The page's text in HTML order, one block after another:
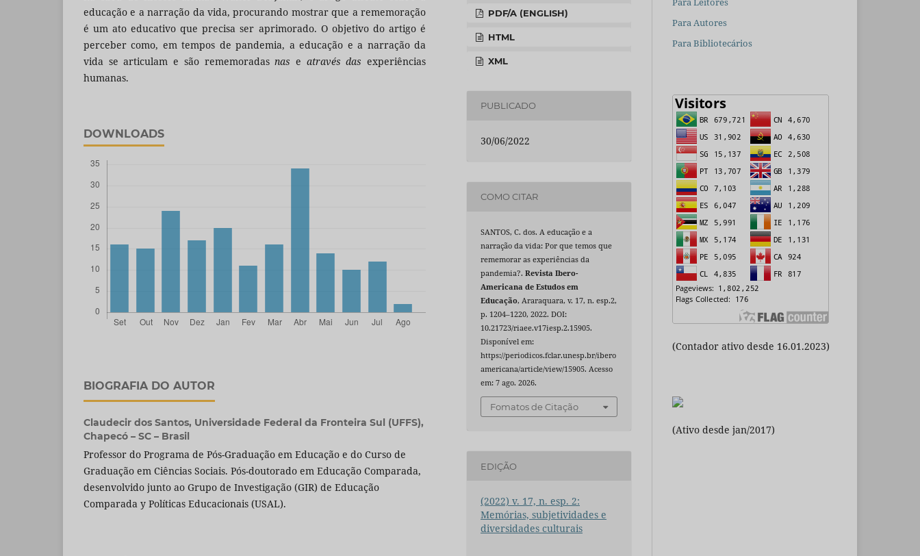
educação e a narração da vida, procurando mostrar que a rememoração
é um ato educativo que precisa ser aprimorado. O objetivo do artigo é
perceber como, em tempos de pandemia, a educação e a narração da
vida se articulam e são rememoradasnas e através das experiências
humanas.
DOWNLOADS
BIOGRAFIA DO AUTOR
Claudecir dos Santos, Universidade Federal da Fronteira Sul (UFFS),
Chapecó – SC – Brasil
Professor do Programa de Pós-Graduação em Educação e do Curso de
Graduação em Ciências Sociais. Pós-doutorado em Educação Comparada,
desenvolvido junto ao Grupo de Investigação (GIR) de Educação
Comparada y Políticas Educacionais (USAL).
PDF/A (ENGLISH)
HTML
XML
PUBLICADO
30/06/2022
COMO CITAR
SANTOS, C. dos. A educação e a
narração da vida: Por que temos que
rememorar as experiências da
pandemia?.Revista Ibero-
Americana de Estudos em
Educação, Araraquara, v. 17, n. esp.2,
p. 1204–1220, 2022. DOI:
10.21723/riaee.v17iesp.2.15905.
Disponível em:
https://periodicos.fclar.unesp.br/ibero
americana/article/view/15905. Acesso
em: 7 ago. 2026.
Fomatos de Citação
EDIÇÃO
(2022) v. 17, n. esp. 2:
Memórias, subjetividades e
diversidades culturais
Para Autores
Para Bibliotecários
(Contador ativo desde 16.01.2023)
(Ativo desde jan/2017)